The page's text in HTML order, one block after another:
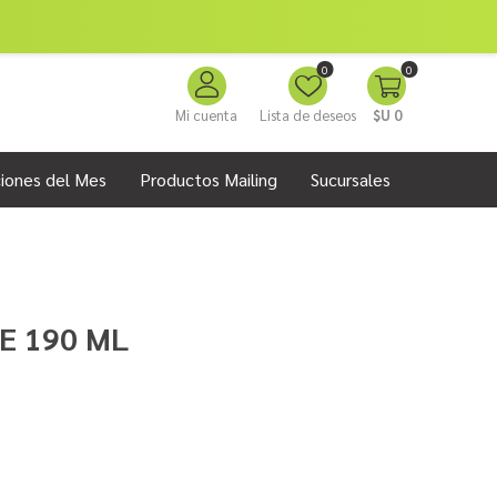
Mi cuenta Lista de deseos
0 0
$U 0
del Mes Productos Mailing Sucursales
190 ML